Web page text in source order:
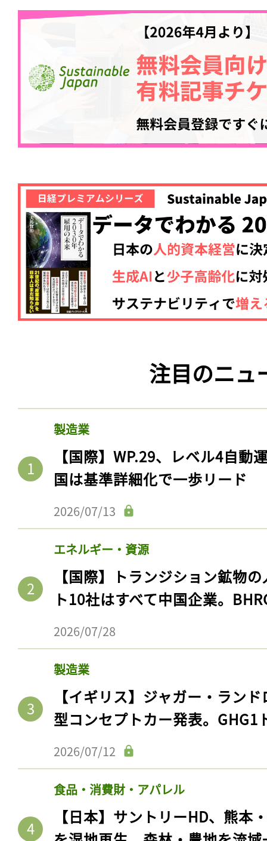
注目のニュ
製造業
【国際】WP.29、レベル4自動
国は基準詳細化で一歩リード
2026/07/13
エネルギー・資源
【国際】トランジション鉱物
ト10社はすべて中国企業。
2026/07/28
製造業
【イギリス】ジャガー・ラン
型コンセプトカー発表。GHG1
2026/07/12
食品・消費財・アパレル
【日本】サントリーHD、熊本